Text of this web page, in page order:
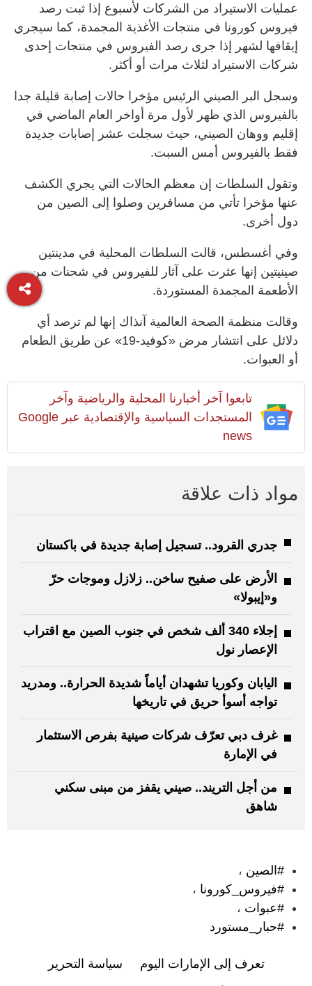
عمليات الاستيراد من الشركات لأسبوع إذا ثبت رصد
فيروس كورونا في منتجات الأغذية المجمدة، كما سيجري
إيقافها لشهر إذا جرى رصد الفيروس في منتجات إحدى
شركات الاستيراد لثلاث مرات أو أكثر.
وسجل البر الصيني الرئيس مؤخرا حالات إصابة قليلة جدا
بالفيروس الذي ظهر لأول مرة أواخر العام الماضي في
إقليم ووهان الصيني، حيث سجلت عشر إصابات جديدة
فقط بالفيروس أمس السبت.
وتقول السلطات إن معظم الحالات التي يجري الكشف
عنها مؤخرا تأتي من مسافرين وصلوا إلى الصين من
دول أخرى.
وفي أغسطس، قالت السلطات المحلية في مدينتين
صينيتين إنها عثرت على آثار للفيروس في شحنات من
الأطعمة المجمدة المستوردة.
وقالت منظمة الصحة العالمية آنذاك إنها لم ترصد أي
دلائل على انتشار مرض «كوفيد-19» عن طريق الطعام
أو العبوات.
تابعوا آخر أخبارنا المحلية والرياضية وآخر
المستجدات السياسية والإقتصادية عبر Google
news
مواد ذات علاقة
جدري القرود.. تسجيل إصابة جديدة في باكستان
الأرض على صفيح ساخن.. زلازل وموجات حرّ
و«إيبولا»
إجلاء 340 ألف شخص في جنوب الصين مع اقتراب
الإعصار نول
اليابان وكوريا تشهدان أياماً شديدة الحرارة.. ومدريد
تواجه أسوأ حريق في تاريخها
غرف دبي تعرّف شركات صينية بفرص الاستثمار
في الإمارة
من أجل التريند.. صيني يقفز من مبنى سكني
شاهق
#الصين ،
#فيروس_كورونا ،
#عبوات ،
#حبار_مستورد
تعرف إلى الإمارات اليوم سياسة التحرير